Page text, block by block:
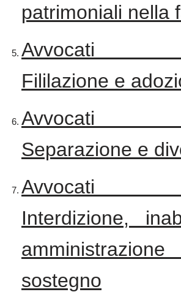
patrimoniali nella
Avvocati
Fililazione e
Avvocati
Separazione e
Avvocati
Interdizione,
sostegno